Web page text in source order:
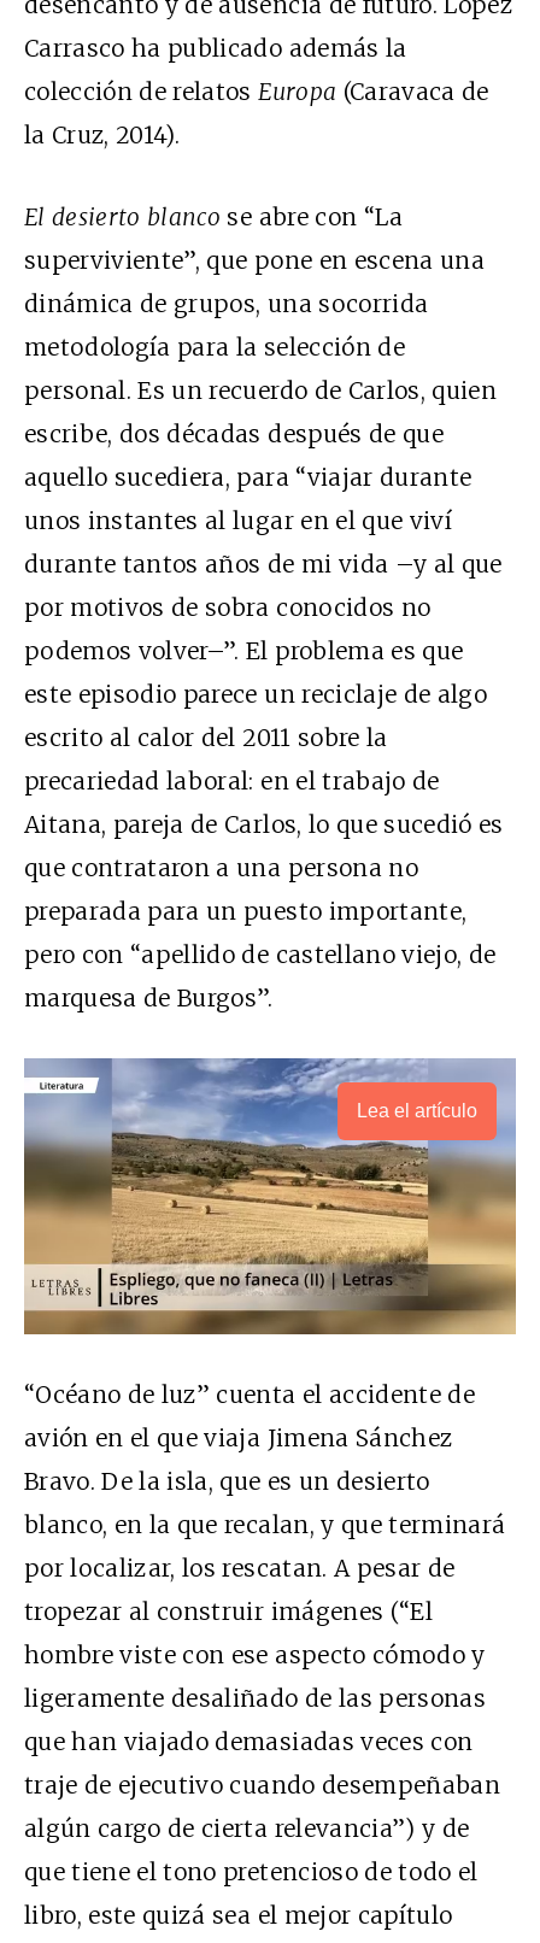
Carrasco ha publicado además la
colección de relatosEuropa (Caravaca de
la Cruz, 2014).
El desierto blanco se abre con “La
superviviente”, que pone en escena una
dinámica de grupos, una socorrida
metodología para la selección de
personal. Es un recuerdo de Carlos, quien
escribe, dos décadas después de que
aquello sucediera, para “viajar durante
unos instantes al lugar en el que viví
durante tantos años de mi vida –y al que
por motivos de sobra conocidos no
podemos volver–”. El problema es que
este episodio parece un reciclaje de algo
escrito al calor del 2011 sobre la
precariedad laboral: en el trabajo de
Aitana, pareja de Carlos, lo que sucedió es
que contrataron a una persona no
preparada para un puesto importante,
pero con “apellido de castellano viejo, de
marquesa de Burgos”.
Lea el artículo
“Océano de luz” cuenta el accidente de
avión en el que viaja Jimena Sánchez
Bravo. De la isla, que es un desierto
blanco, en la que recalan, y que terminará
por localizar, los rescatan. A pesar de
tropezar al construir imágenes (“El
hombre viste con ese aspecto cómodo y
ligeramente desaliñado de las personas
que han viajado demasiadas veces con
traje de ejecutivo cuando desempeñaban
algún cargo de cierta relevancia”) y de
que tiene el tono pretencioso de todo el
libro, este quizá sea el mejor capítulo